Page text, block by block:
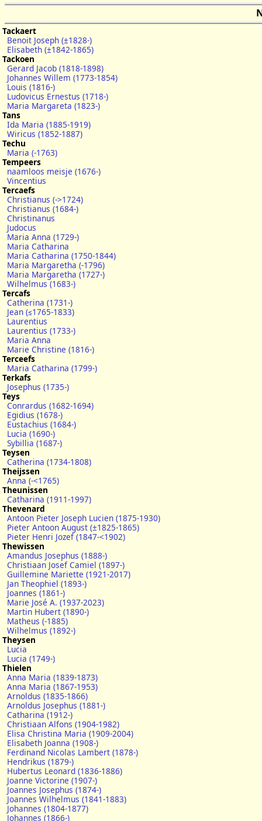
Tackaert
Benoit Joseph (±1828-)
Elisabeth (±1842-1865)
Tackoen
Gerard Jacob (1818-1898)
Johannes Willem (1773-1854)
Louis (1816-)
Ludovicus Ernestus (1718-)
Maria Margareta (1823-)
Tans
Ida Maria (1885-1919)
Wiricus (1852-1887)
Techu
Maria (-1763)
Tempeers
naamloos meisje (1676-)
Vincentius
Tercaefs
Christianus (->1724)
Christianus (1684-)
Christinanus
Judocus
Maria Anna (1729-)
Maria Catharina
Maria Catharina (1750-1844)
Maria Margaretha (-1796)
Maria Margaretha (1727-)
Wilhelmus (1683-)
Tercafs
Catherina (1731-)
Jean (≤1765-1833)
Laurentius
Laurentius (1733-)
Maria Anna
Marie Christine (1816-)
Terceefs
Maria Catharina (1799-)
Terkafs
Josephus (1735-)
Teys
Conrardus (1682-1694)
Egidius (1678-)
Eustachius (1684-)
Lucia (1690-)
Sybillia (1687-)
Teysen
Catherina (1734-1808)
Theijssen
Anna (-<1765)
Theunissen
Catharina (1911-1997)
Thevenard
Antoon Pieter Joseph Lucien (1875-1930)
Pieter Antoon August (±1825-1865)
Pieter Henri Jozef (1847-<1902)
Thewissen
Amandus Josephus (1888-)
Christiaan Josef Camiel (1897-)
Guillemine Mariette (1921-2017)
Jan Theophiel (1893-)
Joannes (1861-)
Marie José A. (1937-2023)
Martin Hubert (1890-)
Matheus (-1885)
Wilhelmus (1892-)
Theysen
Lucia
Lucia (1749-)
Thielen
Anna Maria (1839-1873)
Anna Maria (1867-1953)
Arnoldus (1835-1866)
Arnoldus Josephus (1881-)
Catharina (1912-)
Christiaan Alfons (1904-1982)
Elisa Christina Maria (1909-2004)
Elisabeth Joanna (1908-)
Ferdinand Nicolas Lambert (1878-)
Hendrikus (1879-)
Hubertus Leonard (1836-1886)
Joanne Victorine (1907-)
Joannes Josephus (1874-)
Joannes Wilhelmus (1841-1883)
Johannes (1804-1877)
Johannes (1866-)